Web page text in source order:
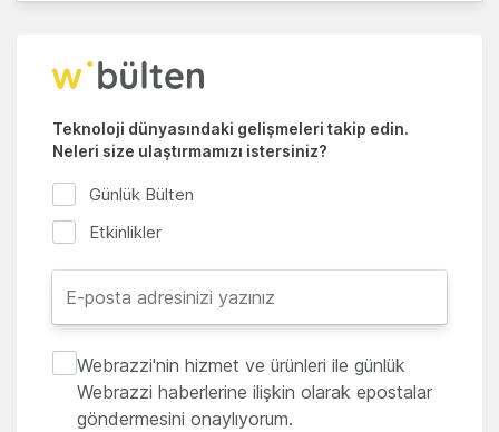
Teknoloji dünyasındaki gelişmeleri takip edin.
Neleri size ulaştırmamızı istersiniz?
Günlük Bülten
Etkinlikler
Webrazzi'nin hizmet ve ürünleri ile günlük
Webrazzi haberlerine ilişkin olarak epostalar
göndermesini onaylıyorum.